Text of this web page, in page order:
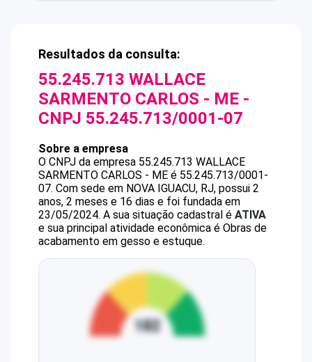
Resultados da consulta:
55.245.713 WALLACE
SARMENTO CARLOS - ME -
CNPJ 55.245.713/0001-07
Sobre a empresa
O CNPJ da empresa 55.245.713 WALLACE
SARMENTO CARLOS - ME é 55.245.713/0001-
07. Com sede em NOVA IGUACU, RJ, possui 2
anos, 2 meses e 16 dias e foi fundada em
23/05/2024. A sua situação cadastral é ATIVA
e sua principal atividade econômica é Obras de
acabamento em gesso e estuque.